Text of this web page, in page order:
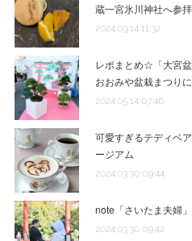
蔵一宮氷川神社へ参拝
2024.09.14 11:32
レポまとめ☆「大宮盆
おおみや盆栽まつり
2024.05.14 07:46
可愛すぎるテディベ
ージアム
2024.03.30 09:44
note「さいたま夫婦
2024.03.30 09:42